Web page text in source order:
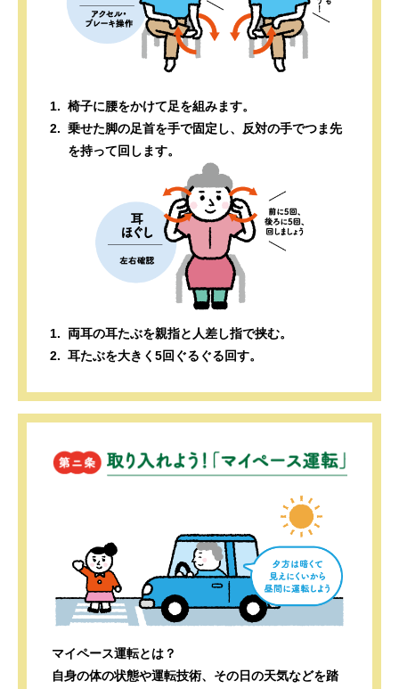
椅子に腰をかけて足を組みます。
乗せた脚の足首を手で固定し、反対の手でつま先
を持って回します。
両耳の耳たぶを親指と人差し指で挟む。
耳たぶを大きく5回ぐるぐる回す。
マイペース運転とは？
自身の体の状態や運転技術、その日の天気などを踏